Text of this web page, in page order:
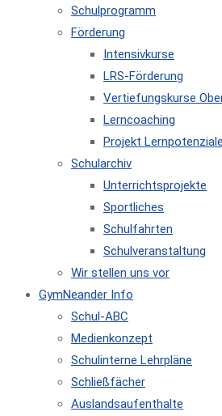
Schulprogramm
Förderung
Intensivkurse
LRS-Förderung
Vertiefungskurse
Lerncoaching
Projekt Lernpotenziale
Schularchiv
Unterrichtsprojekte
Sportliches
Schulfahrten
Schulveranstaltung
Wir stellen uns vor
GymNeander Info
Schul-ABC
Medienkonzept
Schulinterne Lehrpläne
Schließfächer
Auslandsaufenthalte